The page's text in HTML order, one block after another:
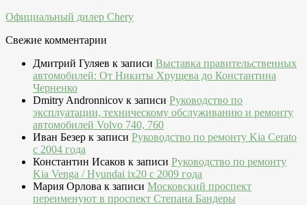
Официальный дилер Chery
Свежие комментарии
Дмитрий Гуляев к записи Выставка правительственных
автомобилей: От Никиты Хрущева до Константина
Черненко
Dmitry Andronnicov к записи Руководство по
эксплуатации, техническому обслуживанию и ремонту
автомобилей Volvo 740, 760
Иван Безер к записи Руководство по ремонту Kia Cerato
c 2004 года
Константин Исаков к записи Руководство по ремонту
Kia Venga / Hyundai ix20 c 2009 года
Мария Орлова к записи Московский проспект
переименуют в проспект Степана Бандеры